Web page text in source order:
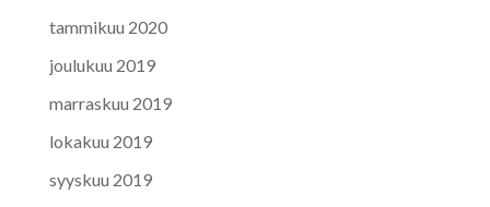
tammikuu 2020
joulukuu 2019
marraskuu 2019
lokakuu 2019
syyskuu 2019